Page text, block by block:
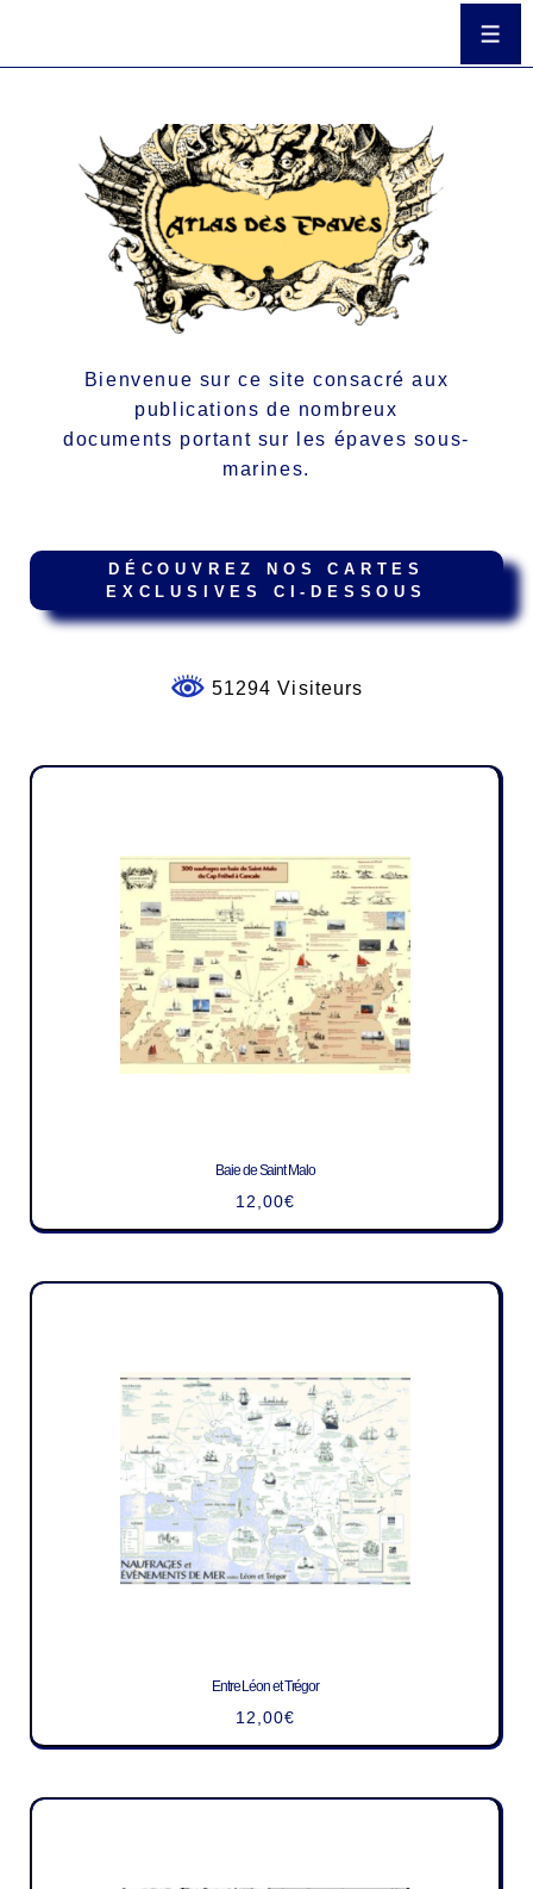
Bienvenue sur ce site consacré aux
publications de nombreux
documents portant sur les épaves sous-
marines.
DÉCOUVREZ NOS CARTES
EXCLUSIVES CI-DESSOUS
51294 Visiteurs
Baie de Saint Malo
12,00€
Entre Léon et Trégor
12,00€